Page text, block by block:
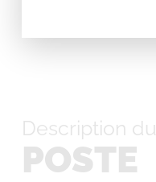
Description du
POSTE